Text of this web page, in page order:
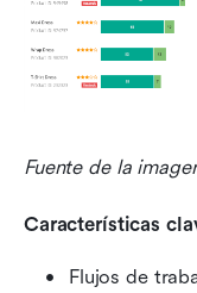
Fuente de la
Características
Flujos de